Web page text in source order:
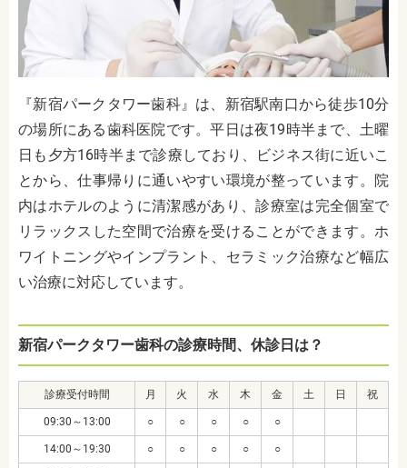
『新宿パークタワー歯科』は、新宿駅南口から徒歩10分
の場所にある歯科医院です。平日は夜19時半まで、土曜
日も夕方16時半まで診療しており、ビジネス街に近いこ
とから、仕事帰りに通いやすい環境が整っています。院
内はホテルのように清潔感があり、診療室は完全個室で
リラックスした空間で治療を受けることができます。ホ
ワイトニングやインプラント、セラミック治療など幅広
い治療に対応しています。
新宿パークタワー歯科の診療時間、休診日は？
診療受付時間 月 火 水 木 金 土 日 祝
09:30～13:00 ○ ○ ○ ○ ○
14:00～19:30 ○ ○ ○ ○ ○